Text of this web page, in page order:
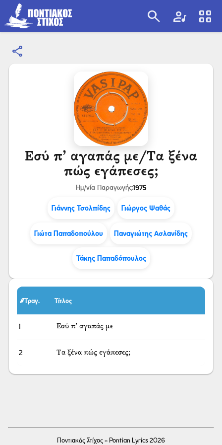
search artist view_cozy
share
Εσύ π’ αγαπάς με/Τα ξένα
πώς εγάπεσες;
Ημ/νία Παραγωγής:1975
Γιάννης Τσολπίδης Γιώργος Ψαθάς
Γιώτα Παπαδοπούλου Παναγιώτης Ασλανίδης
Τάκης Παπαδόπουλος
#Τραγ. Τίτλος
1 Εσύ π’ αγαπάς με
2 Τα ξένα πώς εγάπεσες;
Ποντιακός Στίχος - Pontian Lyrics 2026